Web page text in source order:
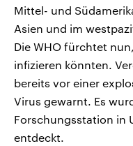
Mittel- und
Asien und im
Die WHO fürchtet
infizieren könnten.
bereits vor einer
Virus gewarnt. Es
Forschungsstation in
entdeckt.